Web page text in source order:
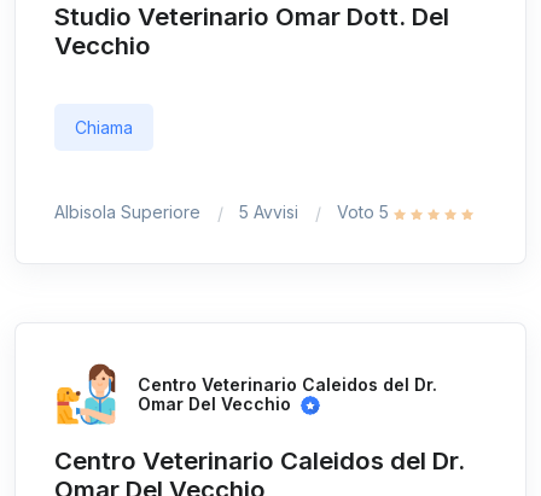
Studio Veterinario Omar Dott. Del
Vecchio
Chiama
Albisola Superiore 5 Avvisi Voto 5
Centro Veterinario Caleidos del Dr.
Omar Del Vecchio
Centro Veterinario Caleidos del Dr.
Omar Del Vecchio